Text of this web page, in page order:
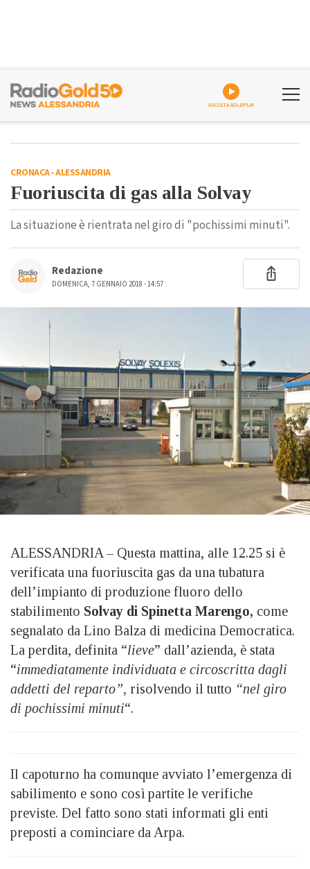
ASCOLTA GOLDPLAY
CRONACA-ALESSANDRIA
Fuoriuscita di gas alla Solvay
La situazione è rientrata nel giro di "pochissimi minuti".
Redazione
DOMENICA, 7 GENNAIO 2018 - 14:57
ALESSANDRIA – Questa mattina, alle 12.25 si è
verificata una fuoriuscita gas da una tubatura
dell’impianto di produzione fluoro dello
stabilimento Solvay di Spinetta Marengo, come
segnalato da Lino Balza di medicina Democratica.
La perdita, definita “lieve” dall’azienda, è stata
“immediatamente individuata e circoscritta dagli
addetti del reparto”, risolvendo il tutto “nel giro
di pochissimi minuti“.
Il capoturno ha comunque avviato l’emergenza di
sabilimento e sono così partite le verifiche
previste. Del fatto sono stati informati gli enti
preposti a cominciare da Arpa.